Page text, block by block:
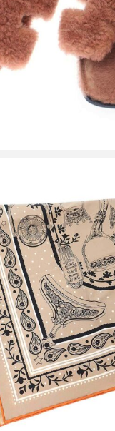
詳しく見る
Remix bandana 55 鐙
買取金額20,400円
詳しく見る